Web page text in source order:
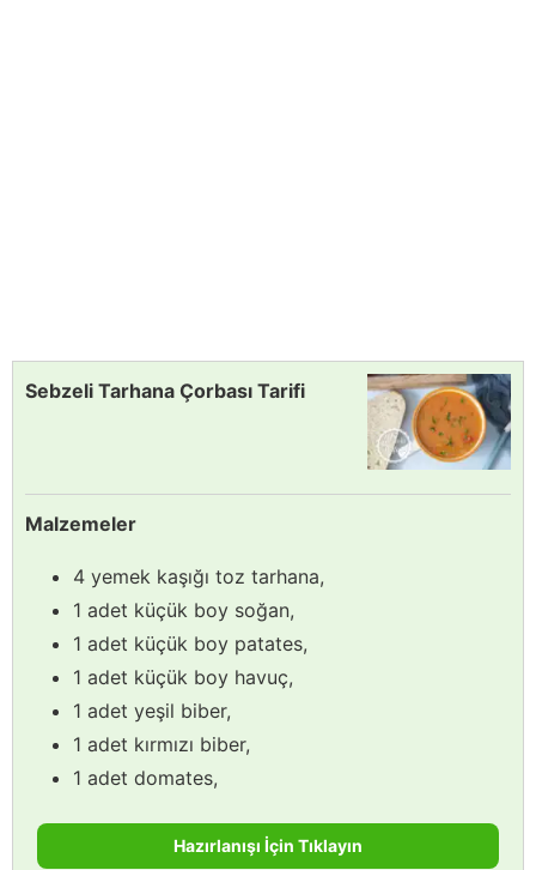
Sebzeli Tarhana Çorbası Tarifi
Malzemeler
4 yemek kaşığı toz tarhana,
1 adet küçük boy soğan,
1 adet küçük boy patates,
1 adet küçük boy havuç,
1 adet yeşil biber,
1 adet kırmızı biber,
1 adet domates,
Hazırlanışı İçin Tıklayın